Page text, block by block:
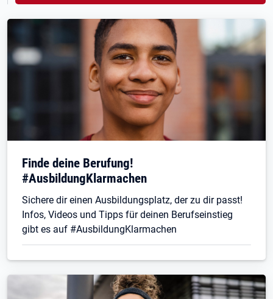
Finde deine Berufung!
#AusbildungKlarmachen
Sichere dir einen Ausbildungsplatz, der zu dir passt!
Infos, Videos und Tipps für deinen Berufseinstieg
gibt es auf #AusbildungKlarmachen